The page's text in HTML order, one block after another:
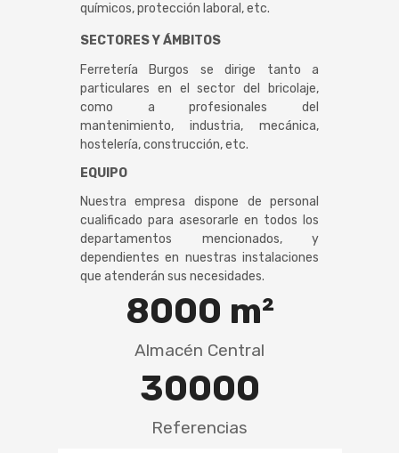
químicos, protección laboral, etc.
SECTORES Y ÁMBITOS
Ferretería Burgos se dirige tanto a
particulares en el sector del bricolaje,
como a profesionales del
mantenimiento, industria, mecánica,
hostelería, construcción, etc.
EQUIPO
Nuestra empresa dispone de personal
cualificado para asesorarle en todos los
departamentos mencionados, y
dependientes en nuestras instalaciones
que atenderán sus necesidades.
8000 m²
Almacén Central
30000
Referencias